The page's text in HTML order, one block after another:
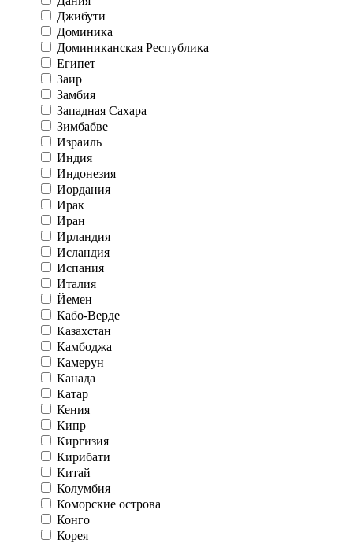
Джибути
Доминика
Доминиканская Республика
Египет
Заир
Замбия
Западная Сахара
Зимбабве
Израиль
Индия
Индонезия
Иордания
Ирак
Иран
Ирландия
Исландия
Испания
Италия
Йемен
Кабо-Верде
Казахстан
Камбоджа
Камерун
Канада
Катар
Кения
Кипр
Киргизия
Кирибати
Китай
Колумбия
Коморские острова
Конго
Корея